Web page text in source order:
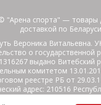
"Арена спорта" — товары
доставкой по
Вероника Витальевна.
о государственной
выдано Витебский
комитетом
реестре РБ от
адрес: 210516
область, Витебский